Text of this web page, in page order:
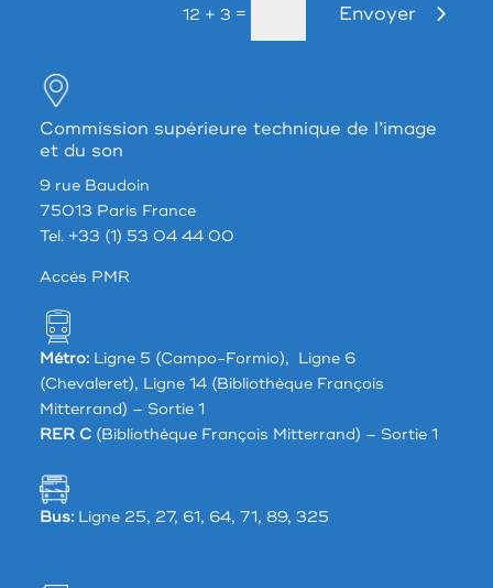
12 + 3 = Envoyer
Commission supérieure technique de l’image
et du son
9 rue Baudoin
75013 Paris France
Tel. +33 (1) 53 04 44 00
Accés PMR
Métro:Ligne 5 (Campo-Formio), Ligne 6
(Chevaleret), Ligne 14 (Bibliothèque François
Mitterrand) – Sortie 1
RER C(Bibliothèque François Mitterrand) – Sortie 1
Bus:Ligne 25, 27, 61, 64, 71, 89, 325